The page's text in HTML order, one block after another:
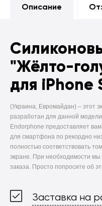
Описание
"Жёлто-
для iPhone
(Украина, Евромайдан) – этот
разработан для данной
Endorphone предоставляет
для смартфона по рекордно
полностью соответствовать
экране. При необходимости мы
заказа. Просто попросите об
Заставка на